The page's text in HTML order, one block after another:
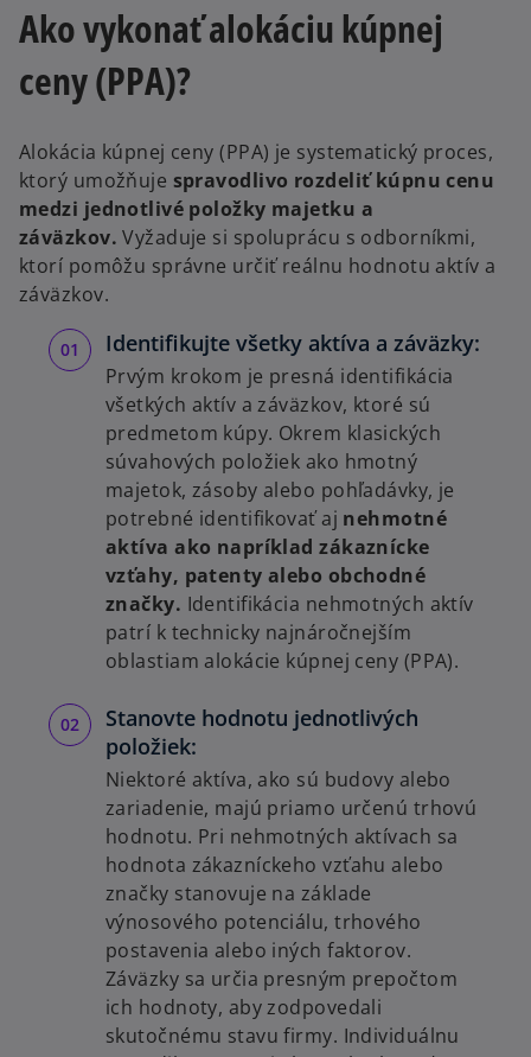
Ako vykonať alokáciu kúpnej
ceny (PPA)?
Alokácia kúpnej ceny (PPA) je systematický proces,
ktorý umožňuje spravodlivo rozdeliť kúpnu cenu
medzi jednotlivé položky majetku a
záväzkov. Vyžaduje si spoluprácu s odborníkmi,
ktorí pomôžu správne určiť reálnu hodnotu aktív a
záväzkov.
Identifikujte všetky aktíva a záväzky:
Prvým krokom je presná identifikácia
všetkých aktív a záväzkov, ktoré sú
predmetom kúpy. Okrem klasických
súvahových položiek ako hmotný
majetok, zásoby alebo pohľadávky, je
potrebné identifikovať aj nehmotné
aktíva ako napríklad zákaznícke
vzťahy, patenty alebo obchodné
značky. Identifikácia nehmotných aktív
patrí k technicky najnáročnejším
oblastiam alokácie kúpnej ceny (PPA).
Stanovte hodnotu jednotlivých
položiek:
Niektoré aktíva, ako sú budovy alebo
zariadenie, majú priamo určenú trhovú
hodnotu. Pri nehmotných aktívach sa
hodnota zákazníckeho vzťahu alebo
značky stanovuje na základe
výnosového potenciálu, trhového
postavenia alebo iných faktorov.
Záväzky sa určia presným prepočtom
ich hodnoty, aby zodpovedali
skutočnému stavu firmy. Individuálnu